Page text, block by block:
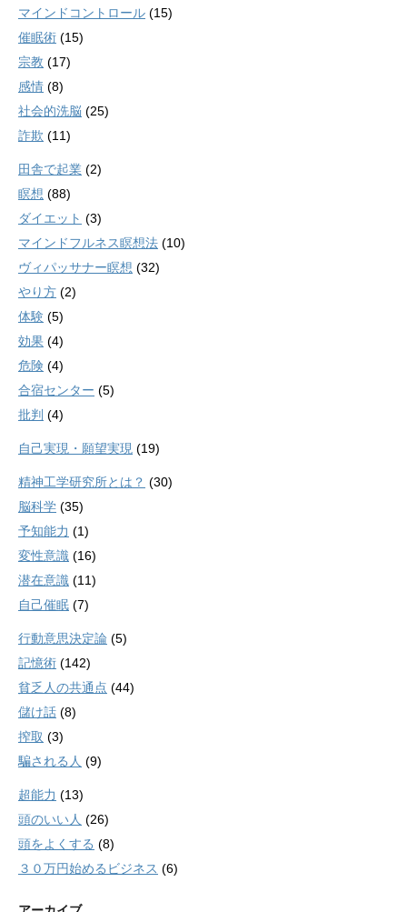
マインドコントロール (15)
催眠術 (15)
宗教 (17)
感情 (8)
社会的洗脳 (25)
詐欺 (11)
田舎で起業 (2)
瞑想 (88)
ダイエット (3)
マインドフルネス瞑想法 (10)
ヴィパッサナー瞑想 (32)
やり方 (2)
体験 (5)
効果 (4)
危険 (4)
合宿センター (5)
批判 (4)
自己実現・願望実現 (19)
精神工学研究所とは？ (30)
脳科学 (35)
予知能力 (1)
変性意識 (16)
潜在意識 (11)
自己催眠 (7)
行動意思決定論 (5)
記憶術 (142)
貧乏人の共通点 (44)
儲け話 (8)
搾取 (3)
騙される人 (9)
超能力 (13)
頭のいい人 (26)
頭をよくする (8)
３０万円始めるビジネス (6)